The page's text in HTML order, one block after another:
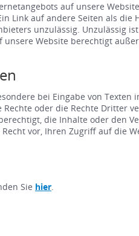
auf unsere
Link auf andere Seiten als
unzulässig. Unzulässig
unsere Website berechtigt
bei Eingabe von
oder die Rechte Dritter
die Inhalte oder den
vor, Ihren Zugriff auf die
Sie hier.